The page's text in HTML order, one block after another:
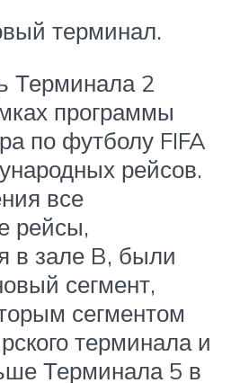
терминал.
Терминала 2
программы
по футболу FIFA
рейсов.
все
рейсы,
в зале B, были
сегмент,
сегментом
терминала и
Терминала 5 в